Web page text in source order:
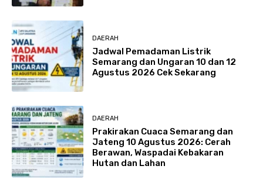
DAERAH
Jadwal Pemadaman Listrik
Semarang dan Ungaran 10 dan 12
Agustus 2026 Cek Sekarang
DAERAH
Prakirakan Cuaca Semarang dan
Jateng 10 Agustus 2026: Cerah
Berawan, Waspadai Kebakaran
Hutan dan Lahan